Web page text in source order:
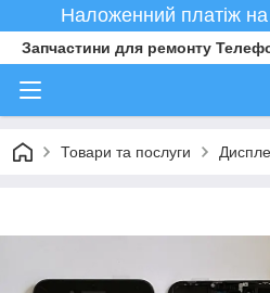
Наложенний платіж на
Запчастини для ремонту
Товари та послуги